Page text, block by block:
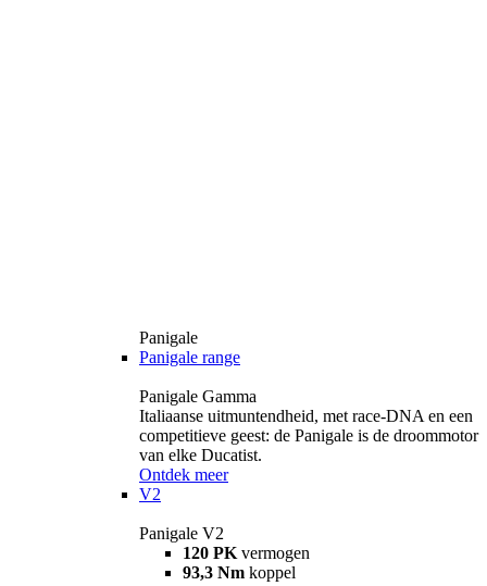
Panigale
Panigale range
Panigale Gamma
Italiaanse uitmuntendheid, met race-DNA en een
competitieve geest: de Panigale is de droommotor
van elke Ducatist.
Ontdek meer
V2
Panigale V2
120 PK vermogen
93,3 Nm koppel